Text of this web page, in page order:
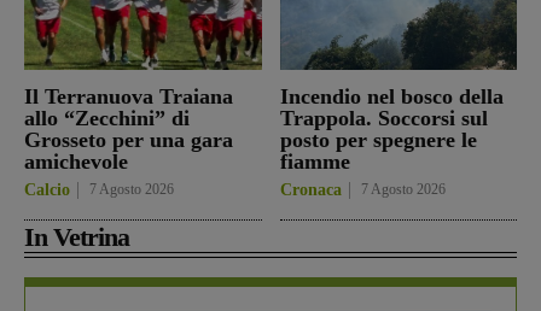
Il Terranuova Traiana
allo “Zecchini” di
Grosseto per una gara
amichevole
Calcio 7 Agosto 2026
Incendio nel bosco della
Trappola. Soccorsi sul
posto per spegnere le
fiamme
Cronaca 7 Agosto 2026
In Vetrina